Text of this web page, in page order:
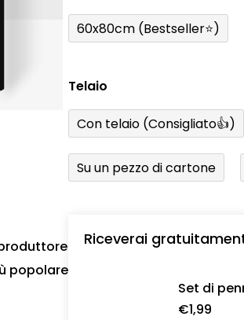
60x80cm (Bestseller⭐)
Telaio
Con telaio (Consigliato👍)
Su un pezzo di cartone
Riceverai
Set di
€1,99
popolare